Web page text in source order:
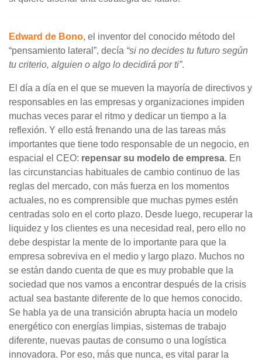
Edward de Bono, el inventor del conocido método del
“pensamiento lateral”, decía “si no decides tu futuro según
tu criterio, alguien o algo lo decidirá por ti”.
El día a día en el que se mueven la mayoría de directivos y
responsables en las empresas y organizaciones impiden
muchas veces parar el ritmo y dedicar un tiempo a la
reflexión. Y ello está frenando una de las tareas más
importantes que tiene todo responsable de un negocio, en
espacial el CEO: repensar su modelo de empresa. En
las circunstancias habituales de cambio continuo de las
reglas del mercado, con más fuerza en los momentos
actuales, no es comprensible que muchas pymes estén
centradas solo en el corto plazo. Desde luego, recuperar la
liquidez y los clientes es una necesidad real, pero ello no
debe despistar la mente de lo importante para que la
empresa sobreviva en el medio y largo plazo. Muchos no
se están dando cuenta de que es muy probable que la
sociedad que nos vamos a encontrar después de la crisis
actual sea bastante diferente de lo que hemos conocido.
Se habla ya de una transición abrupta hacia un modelo
energético con energías limpias, sistemas de trabajo
diferente, nuevas pautas de consumo o una logística
innovadora. Por eso, más que nunca, es vital parar la